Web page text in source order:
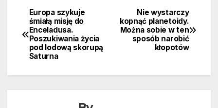
Nawigacja
wpisu
Nie wystarczy
kopnąć planetoidy.
Można sobie w ten
sposób narobić
kłopotów
Europa szykuje
śmiałą misję do
Enceladusa.
Poszukiwania życia
pod lodową skorupą
Saturna